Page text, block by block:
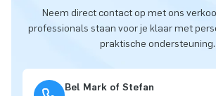
Neem direct contact op met ons
professionals staan voor je klaar met
praktische ondersteuning.
Bel Mark of Stefan